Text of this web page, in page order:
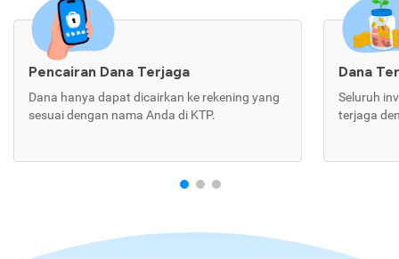
Pencairan Dana Terjaga
Dana hanya dapat dicairkan ke rekening yang
sesuai dengan nama Anda di KTP.
Dana
Seluruh
terjaga